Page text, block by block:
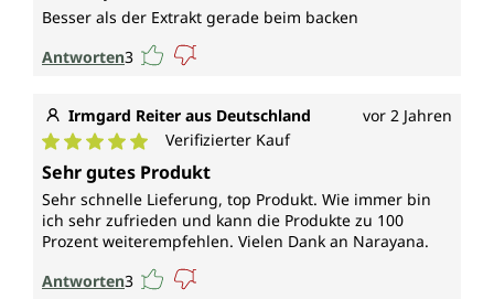
Besser als der Extrakt gerade beim backen
Antworten3
Irmgard Reiter aus Deutschland vor 2 Jahren
Durchschnittliche Bewertung von 5 von 5 Sternen
Verifizierter Kauf
Sehr gutes Produkt
Sehr schnelle Lieferung, top Produkt. Wie immer bin
ich sehr zufrieden und kann die Produkte zu 100
Prozent weiterempfehlen. Vielen Dank an Narayana.
Antworten3